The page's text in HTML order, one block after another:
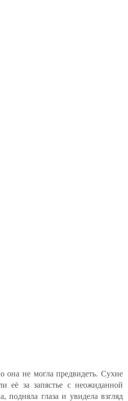
она не могла предвидеть. Сухие
её за запястье с неожиданной
подняла глаза и увидела взгляд